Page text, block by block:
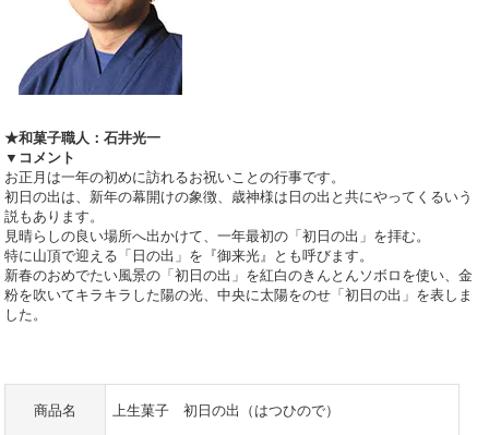
★和菓子職人：石井光一
▼コメント
お正月は一年の初めに訪れるお祝いことの行事です。
初日の出は、新年の幕開けの象徴、歳神様は日の出と共にやってくるいう
説もあります。
見晴らしの良い場所へ出かけて、一年最初の「初日の出」を拝む。
特に山頂で迎える「日の出」を『御来光』とも呼びます。
新春のおめでたい風景の「初日の出」を紅白のきんとんソボロを使い、金
粉を吹いてキラキラした陽の光、中央に太陽をのせ「初日の出」を表しま
した。
商品名 上生菓子 初日の出（はつひので）